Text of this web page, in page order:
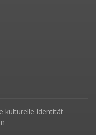
kulturelle Identität